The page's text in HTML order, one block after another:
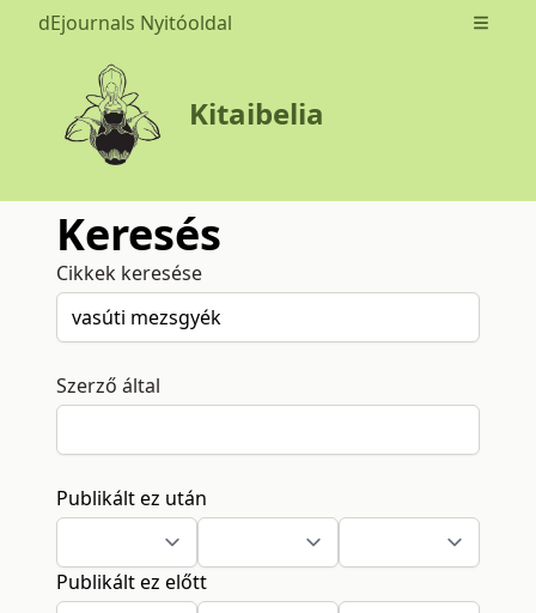
dEjournals Nyitóoldal Open
Kitaibelia
Keresés
Cikkek keresése
Szerző által
Publikált ez után
Publikált ez előtt